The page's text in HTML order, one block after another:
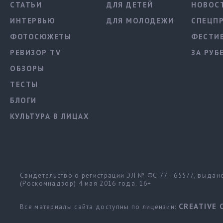
СТАТЬИ
ИНТЕРВЬЮ
ФОТОСЮЖЕТЫ
РЕВИЗОР TV
ОБЗОРЫ
ТЕСТЫ
БЛОГИ
КУЛЬТУРА В ЛИЦАХ
ДЛЯ ДЕТЕЙ
ДЛЯ МОЛОДЕЖИ
ЗА
Свидетельство о регистрации ЭЛ № ФС 77 - 65577,
(Роскомнадзор) 4 мая 2016 года. 16+
Все материалы сайта доступны по лицензии: CREATIVE